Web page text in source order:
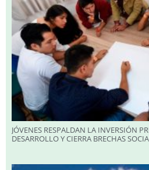
JÓVENES RESPALDAN LA INVERSIÓN
DESARROLLO Y CIERRA BRECHAS